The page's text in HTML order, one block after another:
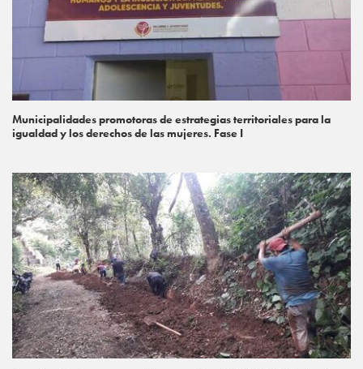
Municipalidades promotoras de estrategias territoriales para la
igualdad y los derechos de las mujeres. Fase I